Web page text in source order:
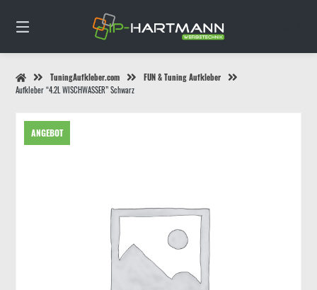
Inhalt
TuningAufkleber.com
FUN & Tuning Aufkleber
Aufkleber “4.2L WISCHWASSER” Schwarz
ANGEBOT